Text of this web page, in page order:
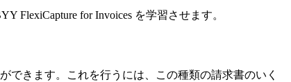
FlexiCapture for Invoices を学習させます。
できます。これを行うには、この種類の請求書のいく